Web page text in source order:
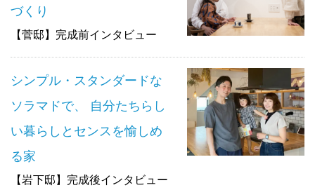
づくり
【菅邸】完成前インタビュー
シンプル・スタンダードな
ソラマドで、 自分たちらし
い暮らしとセンスを愉しめ
る家
【岩下邸】完成後インタビュー